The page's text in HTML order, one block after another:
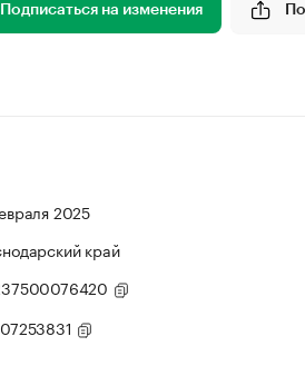
Подписаться на изменения
2025
край